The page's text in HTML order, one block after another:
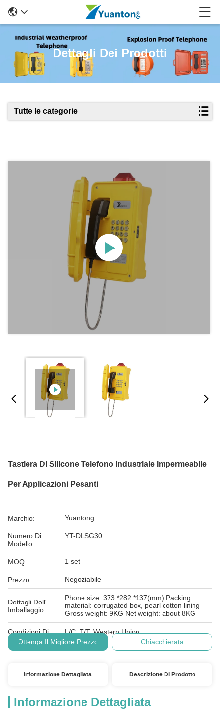
Dettagli Dei Prodotti
Tutte le categorie
Tastiera Di Silicone Telefono Industriale Impermeabile
Per Applicazioni Pesanti
Marchio: Yuantong
Numero Di
Modello:
YT-DLSG30
MOQ: 1 set
Prezzo: Negoziabile
Dettagli Dell'
Imballaggio:
Phone size: 373 *282 *137(mm) Packing
material: corrugated box, pearl cotton lining
Gross weight: 9KG Net weight: about 8KG
Condizioni Di
Pagamento:
L/C, T/T, Western Union
Ottenga Il Migliore Prezzo
Chiacchierata
Informazione Dettagliata Descrizione Di Prodotto
Informazione Dettagliata